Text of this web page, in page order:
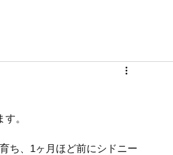
。
ち、1ヶ月ほど前にシドニー